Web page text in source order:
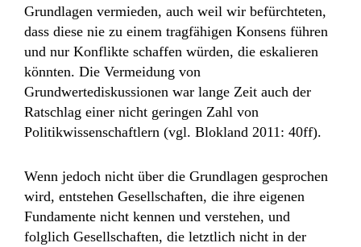
Grundlagen vermieden, auch weil wir befürchteten,
dass diese nie zu einem tragfähigen Konsens führen
und nur Konflikte schaffen würden, die eskalieren
könnten. Die Vermeidung von
Grundwertediskussionen war lange Zeit auch der
Ratschlag einer nicht geringen Zahl von
Politikwissenschaftlern (vgl. Blokland 2011: 40ff).
Wenn jedoch nicht über die Grundlagen gesprochen
wird, entstehen Gesellschaften, die ihre eigenen
Fundamente nicht kennen und verstehen, und
folglich Gesellschaften, die letztlich nicht in der